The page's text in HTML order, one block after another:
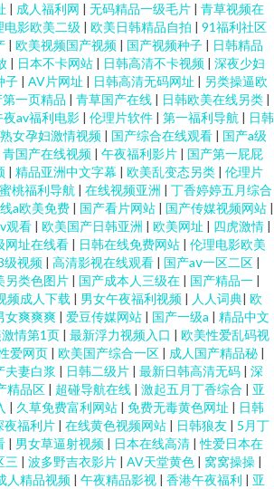
| 成人福利网 | 无码精品一级毛片 | 青草视频在
电影欧美二级 | 欧美日韩精品自拍 | 91福利社区
| 欧美视频国产视频 | 国产视频种子 | 日韩精品
| 日本不卡网站 | 日韩高清不卡视频 | 深夜少妇
子 | AV片网址 | 日韩高清无码网址 | 另类操逼欧
第一页精品 | 青草国产在线 | 日韩欧美在线另类 |
夜av福利电影 | 伦理片软件 | 第一福利导航 | 日韩
熟女孕妇激情视频 | 国产综合在线观看 | 国产a级
青国产在线视频 | 午夜福利影片 | 国产第一屁屁
| 精品亚洲中文字幕 | 欧美乱变态另类 | 伦理片
蜜桃福利导航 | 在线视频亚洲 | 丁香婷婷五月综合
a欧美免费 | 国产看片网站 | 国产传媒视频网站 |
观看 | 欧美国产日韩亚洲 | 欧美网址 | 四虎激情 |
网址在线看 | 日韩在线免费网站 | 伦理电影欧美
级视频 | 高清影视在线观看 | 国产aⅴ一区二区 |
另类色图片 | 国产成本人三级在 | 国产精品一 |
频成人下载 | 男女午夜福利视频 | 人人词典| 欧
女爽爽爽 | 爱豆传媒网站 | 国产一级a | 精品中文
情第1页 | 最新浮力视频入口 | 欧美性爱乱码视
爱网页 | 欧美国产综合一区 | 成人国产精品秘 |
夫妻白浆 | 日韩二级片 | 最新日韩高清无码 | 深
精品区 | 超碰导航在线 | 激起五月丁香综合 | 亚
| 久草免费富利网站 | 免费无毒黄色网址 | 日韩
夜福利片 | 在线黄色视频网站 | 日韩狼友 | 5月丁
| 男女草逼射视频 | 日本在线高清 |性爱日本在
三 | 波多野吉衣影片 | AV天堂黄色 | 窝窝操操 |
人精品视频 | 午夜精品影视 | 香港午夜福利 | 亚